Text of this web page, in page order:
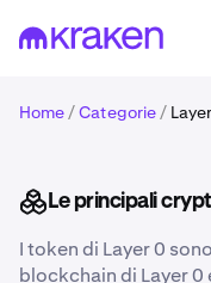
Home/Categorie/
Le principali
I token di Layer 0
blockchain di Layer 0